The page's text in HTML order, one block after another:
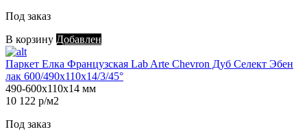
Под заказ
В корзину Добавлен
Паркет Елка Французская Lab Arte Chevron Дуб Селект Эбен
лак 600/490х110х14/3/45°
490-600х110х14 мм
10 122 р/м2
Под заказ